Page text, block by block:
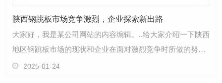
陕西钢跳板市场竞争激烈，企业探索新出路
大家好，我是某公司网站的内容编辑。..给大家介绍一下陕西
地区钢跳板市场的现状和企业在面对激烈竞争时所做的努
力。随着市场风云变幻，陕西地区的钢跳板行业也面临…
2025-01-24